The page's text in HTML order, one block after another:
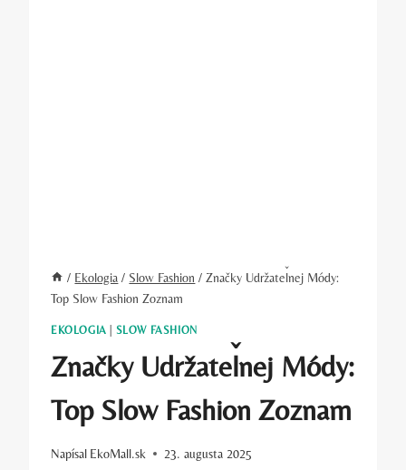
/ Ekologia / Slow Fashion / Značky Udržateľnej Módy:
Top Slow Fashion Zoznam
EKOLOGIA SLOW FASHION
Značky Udržateľnej Módy:
Top Slow Fashion Zoznam
Napísal EkoMall.sk 23. augusta 2025